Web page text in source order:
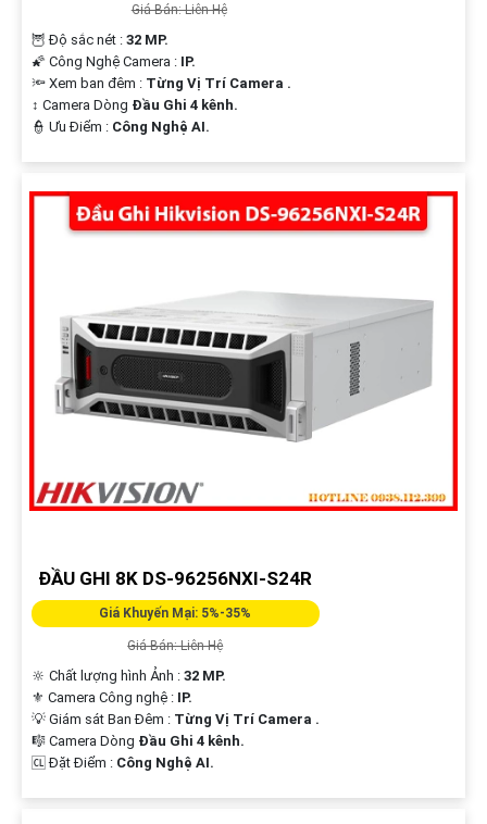
Giá Bán: Liên Hệ
🦉 Độ sắc nét : 32 MP.
🌠 Công Nghệ Camera : IP.
🔦 Xem ban đêm : Từng Vị Trí Camera .
↕️ Camera Dòng Đầu Ghi 4 kênh.
️👮 Ưu Điểm : Công Nghệ AI.
ĐẦU GHI 8K DS-96256NXI-S24R
Giá Khuyến Mại: 5%-35%
Giá Bán: Liên Hệ
🔆 Chất lượng hình Ảnh : 32 MP.
⚜️ Camera Công nghệ : IP.
💡 Giám sát Ban Đêm : Từng Vị Trí Camera .
🎼️ Camera Dòng Đầu Ghi 4 kênh.
️🆑 Đặt Điểm : Công Nghệ AI.